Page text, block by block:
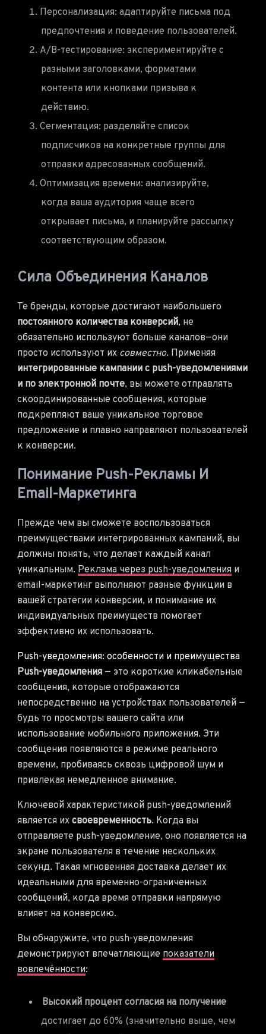
Персонализация: адаптируйте письма под
предпочтения и поведение пользователей.
A/B-тестирование: экспериментируйте с
разными заголовками, форматами
контента или кнопками призыва к
действию.
Сегментация: разделяйте список
подписчиков на конкретные группы для
отправки адресованных сообщений.
Оптимизация времени: анализируйте,
когда ваша аудитория чаще всего
открывает письма, и планируйте рассылку
соответствующим образом.
Сила Объединения Каналов
Те бренды, которые достигают наибольшего
постоянного количества конверсий, не
обязательно используют больше каналов—они
просто используют их совместно. Применяя
интегрированные кампании с push-уведомлениями
и по электронной почте, вы можете отправлять
скоординированные сообщения, которые
подкрепляют ваше уникальное торговое
предложение и плавно направляют пользователей
к конверсии.
Понимание Push-Рекламы И
Email-Маркетинга
Прежде чем вы сможете воспользоваться
преимуществами интегрированных кампаний, вы
должны понять, что делает каждый канал
уникальным. Реклама через push-уведомления и
email-маркетинг выполняют разные функции в
вашей стратегии конверсии, и понимание их
индивидуальных преимуществ помогает
эффективно их использовать.
Push-уведомления: особенности и преимущества
Push-уведомления — это короткие кликабельные
сообщения, которые отображаются
непосредственно на устройствах пользователей —
будь то просмотры вашего сайта или
использование мобильного приложения. Эти
сообщения появляются в режиме реального
времени, пробиваясь сквозь цифровой шум и
привлекая немедленное внимание.
Ключевой характеристикой push-уведомлений
является их своевременность. Когда вы
отправляете push-уведомление, оно появляется на
экране пользователя в течение нескольких
секунд. Такая мгновенная доставка делает их
идеальными для временно-ограниченных
сообщений, когда время отправки напрямую
влияет на конверсию.
Вы обнаружите, что push-уведомления
демонстрируют впечатляющие показатели
вовлечённости:
Высокий процент согласия на получение
достигает до 60% (значительно выше, чем